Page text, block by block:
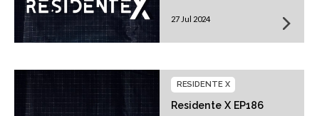
27 Jul 2024
Residente X EP186
RESIDENTE X